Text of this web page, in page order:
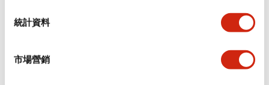
統計資料
市場營銷
環境規範